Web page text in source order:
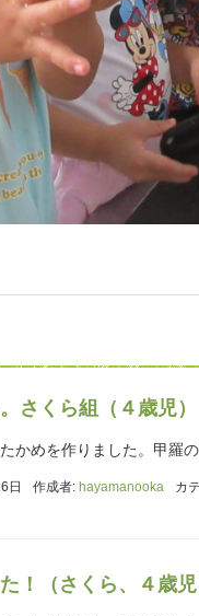
さくら組（４歳児）
かめを作りました。甲羅
日 作成者: hayamanooka カ
！（さくら、４歳児